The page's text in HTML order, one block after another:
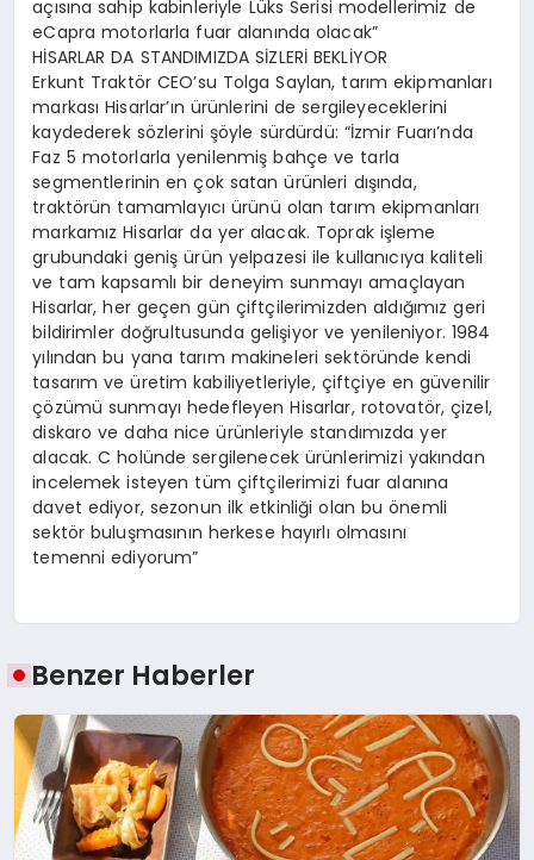
açısına sahip kabinleriyle Lüks Serisi modellerimiz de
eCapra motorlarla fuar alanında olacak”
HİSARLAR DA STANDIMIZDA SİZLERİ BEKLİYOR
Erkunt Traktör CEO’su Tolga Saylan, tarım ekipmanları
markası Hisarlar’ın ürünlerini de sergileyeceklerini
kaydederek sözlerini şöyle sürdürdü: “İzmir Fuarı’nda
Faz 5 motorlarla yenilenmiş bahçe ve tarla
segmentlerinin en çok satan ürünleri dışında,
traktörün tamamlayıcı ürünü olan tarım ekipmanları
markamız Hisarlar da yer alacak. Toprak işleme
grubundaki geniş ürün yelpazesi ile kullanıcıya kaliteli
ve tam kapsamlı bir deneyim sunmayı amaçlayan
Hisarlar, her geçen gün çiftçilerimizden aldığımız geri
bildirimler doğrultusunda gelişiyor ve yenileniyor. 1984
yılından bu yana tarım makineleri sektöründe kendi
tasarım ve üretim kabiliyetleriyle, çiftçiye en güvenilir
çözümü sunmayı hedefleyen Hisarlar, rotovatör, çizel,
diskaro ve daha nice ürünleriyle standımızda yer
alacak. C holünde sergilenecek ürünlerimizi yakından
incelemek isteyen tüm çiftçilerimizi fuar alanına
davet ediyor, sezonun ilk etkinliği olan bu önemli
sektör buluşmasının herkese hayırlı olmasını
temenni ediyorum”
Benzer Haberler